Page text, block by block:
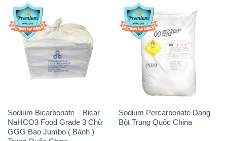
Sodium Bicarbonate – Bicar
NaHCO3 Food Grade 3 Chữ
GGG Bao Jumbo ( Bành )
Sodium Percarbonate Dạng
Bột Trung Quốc China